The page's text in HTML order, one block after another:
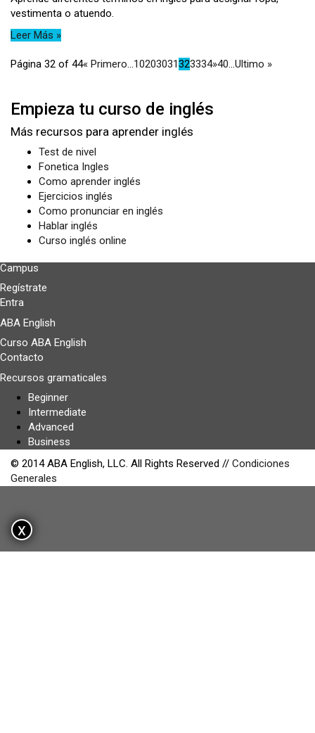
vestimenta o atuendo.
Leer Más »
Página 32 of 44« Primero...10203031323334»40...Ultimo »
Empieza tu curso de inglés
Más recursos para aprender inglés
Test de nivel
Fonetica Ingles
Como aprender inglés
Ejercicios inglés
Como pronunciar en inglés
Hablar inglés
Curso inglés online
Campus
Regístrate
Entra
ABA English
Curso ABA English
Contacto
Recursos gramaticales
Beginner
Intermediate
Advanced
Business
© 2014 ABA English, LLC. All Rights Reserved // Condiciones
Generales
x